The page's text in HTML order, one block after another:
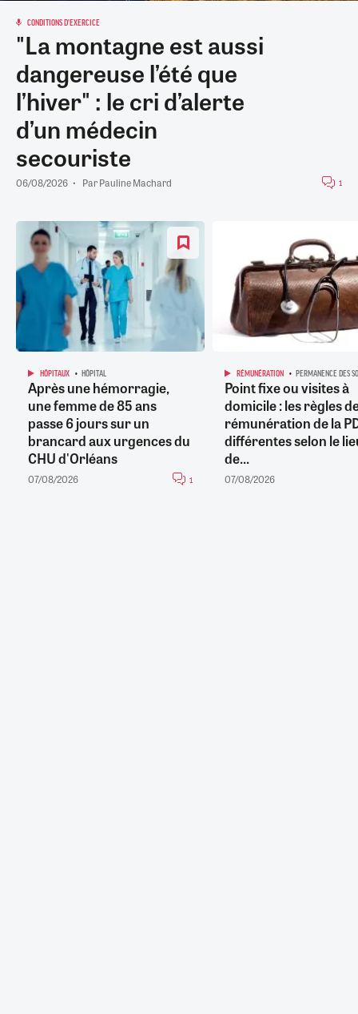
CONDITIONS D'EXERCICE
"La montagne est aussi
dangereuse l’été que
l’hiver" : le cri d’alerte
d’un médecin
secouriste
06/08/2026 ParPauline Machard 1
HÔPITAUX HÔPITAL
Après une hémorragie,
une femme de 85 ans
passe 6 jours sur un
brancard aux urgences du
CHU d'Orléans
07/08/2026 1
RÉMUNÉRATION PERMANENCE DES
Point fixe ou visites à
domicile : les règles
rémunération de la
différentes selon le
de...
07/08/2026